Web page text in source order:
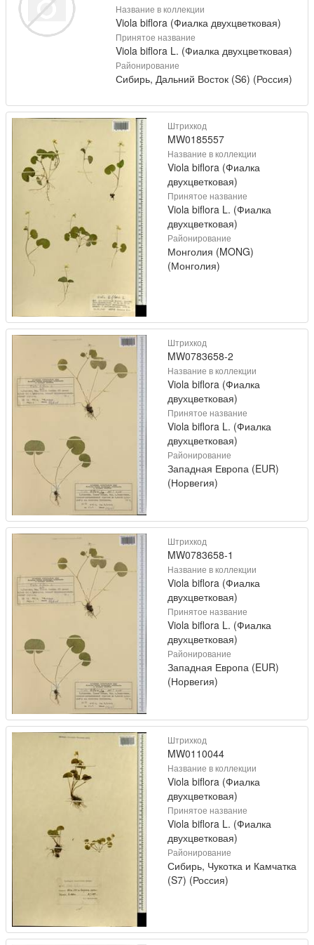
Название в коллекции
Viola biflora (Фиалка двухцветковая)
Принятое название
Viola biflora L. (Фиалка двухцветковая)
Районирование
Сибирь, Дальний Восток (S6) (Россия)
Штрихкод
MW0185557
Название в коллекции
Viola biflora (Фиалка
двухцветковая)
Принятое название
Viola biflora L. (Фиалка
двухцветковая)
Районирование
Монголия (MONG)
(Монголия)
Штрихкод
MW0783658-2
Название в коллекции
Viola biflora (Фиалка
двухцветковая)
Принятое название
Viola biflora L. (Фиалка
двухцветковая)
Районирование
Западная Европа (EUR)
(Норвегия)
Штрихкод
MW0783658-1
Название в коллекции
Viola biflora (Фиалка
двухцветковая)
Принятое название
Viola biflora L. (Фиалка
двухцветковая)
Районирование
Западная Европа (EUR)
(Норвегия)
Штрихкод
MW0110044
Название в коллекции
Viola biflora (Фиалка
двухцветковая)
Принятое название
Viola biflora L. (Фиалка
двухцветковая)
Районирование
Сибирь, Чукотка и Камчатка
(S7) (Россия)